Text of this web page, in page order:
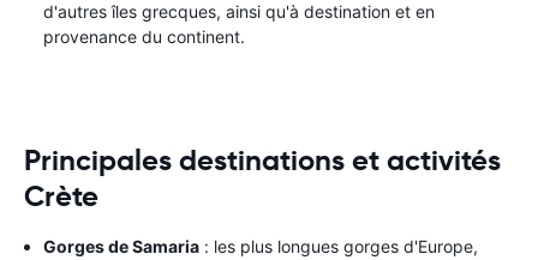
d'autres îles grecques, ainsi qu'à destination et en
provenance du continent.
Principales destinations et activités
Crète
Gorges de Samaria : les plus longues gorges d'Europe,